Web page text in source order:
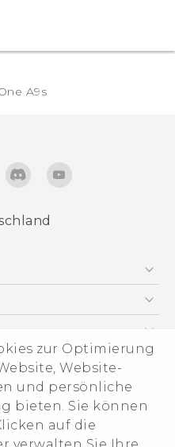
zur Optimierung
Website-
und persönliche
bieten. Sie können
auf die
A9s‎
start guide
manual
regulatory guide